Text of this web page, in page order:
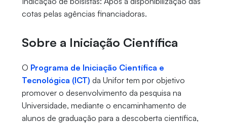
cotas pelas agências financiadoras.
Sobre a Iniciação Científica
O Programa de Iniciação Científica e
Tecnológica (ICT) da Unifor tem por objetivo
promover o desenvolvimento da pesquisa na
Universidade, mediante o encaminhamento de
alunos de graduação para a descoberta científica,